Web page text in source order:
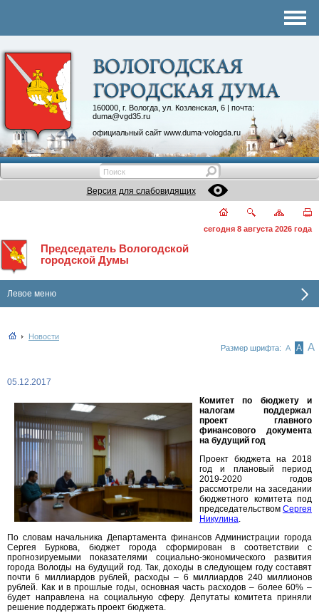
160000, г. Вологда, ул. Козленская, 6 | почта:
duma@vgd35.ru
официальный сайт www.duma-vologda.ru
Контакты
Депутатские объединения
Версия для слабовидящих
сегодня 8 августа 2026 года
Председатель Вологодской
городской Думы
Левое меню
Новости
Размер шрифта: А А А
05.12.2017
Комитет по бюджету и
налогам поддержал
проект главного
финансового документа
на будущий год
Проект бюджета на 2018
год и плановый период
2019-2020 годов
рассмотрели на заседании
бюджетного комитета под
председательством Сергея
Никулина.
По словам начальника Департамента финансов Администрации города
Сергея Буркова, бюджет города сформирован в соответствии с
прогнозируемыми показателями социально-экономического развития
города Вологды на будущий год. Так, доходы в следующем году составят
почти 6 миллиардов рублей, расходы – 6 миллиардов 240 миллионов
рублей. Как и в прошлые годы, основная часть расходов – более 60% –
будет направлена на социальную сферу. Депутаты комитета приняли
решение поддержать проект бюджета.